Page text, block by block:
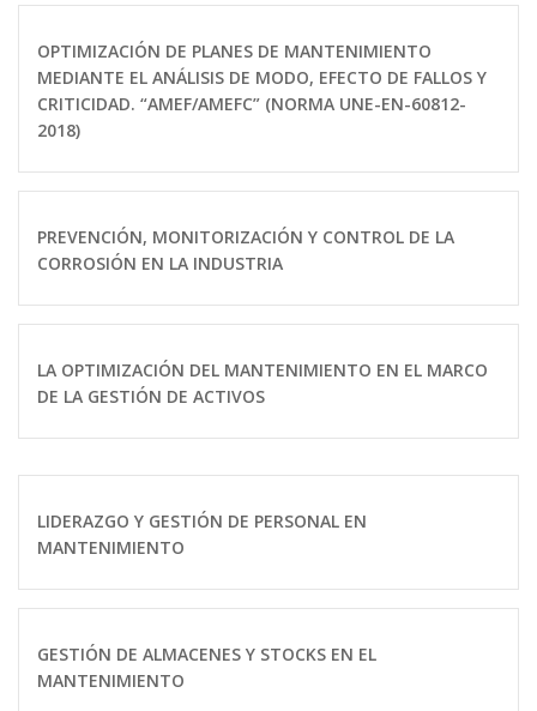
OPTIMIZACIÓN DE PLANES DE MANTENIMIENTO
MEDIANTE EL ANÁLISIS DE MODO, EFECTO DE FALLOS Y
CRITICIDAD. “AMEF/AMEFC” (NORMA UNE-EN-60812-
2018)
PREVENCIÓN, MONITORIZACIÓN Y CONTROL DE LA
CORROSIÓN EN LA INDUSTRIA
LA OPTIMIZACIÓN DEL MANTENIMIENTO EN EL MARCO
DE LA GESTIÓN DE ACTIVOS
LIDERAZGO Y GESTIÓN DE PERSONAL EN
MANTENIMIENTO
GESTIÓN DE ALMACENES Y STOCKS EN EL
MANTENIMIENTO